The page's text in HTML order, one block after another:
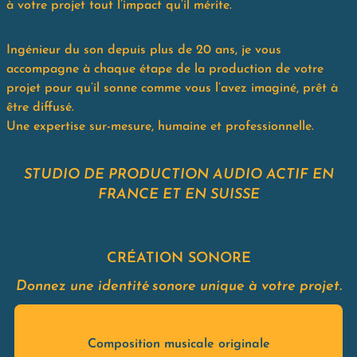
à votre projet tout l’impact qu’il mérite.
Ingénieur du son depuis plus de 20 ans, je vous
accompagne à chaque étape de la production de votre
projet pour qu’il sonne comme vous l’avez imaginé, prêt à
être diffusé.
Une expertise sur-mesure, humaine et professionnelle.
STUDIO DE PRODUCTION AUDIO ACTIF EN
FRANCE ET EN SUISSE
CRÉATION SONORE
Donnez une identité sonore unique à votre projet.
Composition musicale originale